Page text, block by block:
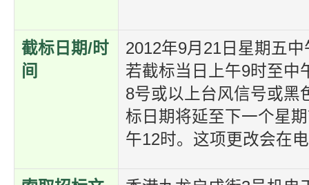
截标日期/时
间
2012年9月21日星期五
若截标当日上午9时至中
8号或以上台风信号或黑
标日期将延至下一个星
午12时。这项更改会在